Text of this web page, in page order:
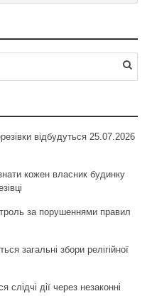
відбудуться 25.07.2026
кожен власник будинку
за порушеннями правил
загальні збори релігійної
слідчі дії через незаконні